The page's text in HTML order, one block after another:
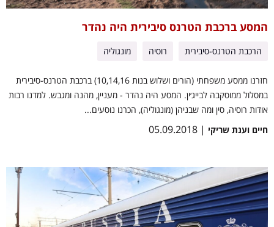
המסע ברכבת הטרנס סיבירית היה נהדר
הרכבת הטרנס-סיבירית רוסיה מונגוליה
חזרנו ממסע משפחתי (הורים ושלוש בנות 10,14,16) ברכבת הטרנס-סיבירית
במסלול ממוסקבה לבייג׳ין. המסע היה נהדר - מעניין, מהנה ומגבש. למדנו רבות
אודות רוסיה, סין ומה שבניהן (מונגוליה), הכרנו נוסעים...
חיים וענת שריקי | 05.09.2018